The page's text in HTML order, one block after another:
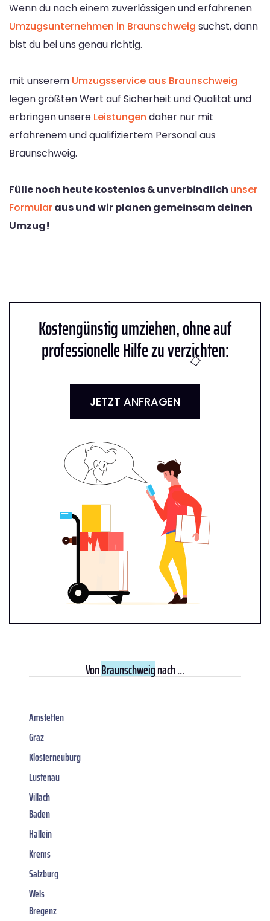
Wenn du nach einem zuverlässigen und erfahrenen
Umzugsunternehmen in Braunschweig suchst, dann
bist du bei uns genau richtig.
mit unserem Umzugsservice aus Braunschweig
legen größten Wert auf Sicherheit und Qualität und
erbringen unsere Leistungen daher nur mit
erfahrenem und qualifiziertem Personal aus
Braunschweig.
Fülle noch heute kostenlos & unverbindlich unser
Formularaus und wir planen gemeinsam deinen
Umzug!
Kostengünstig umziehen, ohne auf
professionelle Hilfe zu verzichten:
JETZT ANFRAGEN
VonBraunschweignach ...
Amstetten
Graz
Klosterneuburg
Lustenau
Villach
Baden
Hallein
Krems
Salzburg
Wels
Bregenz